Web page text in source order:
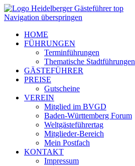
Navigation überspringen
HOME
FÜHRUNGEN
Terminführungen
Thematische Stadtführungen
GÄSTEFÜHRER
PREISE
Gutscheine
VEREIN
Mitglied im BVGD
Baden-Württemberg Forum
Weltgästeführertag
Mitglieder-Bereich
Mein Postfach
KONTAKT
Impressum